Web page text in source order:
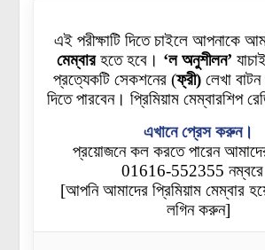
এই পরীক্ষাটি দিতে চাইলে আপনাকে
মেম্বারহতে হবে। ‘ল অনুশীলন’
প্রত্যেকটিসেকশনের (ফ্রী) লেখা
দিতে পারবেন। প্রিমিয়াম মেম্বারশিপ
এখানে প্রেস করুন।
প্রয়োজনে কল করতে পারেন
01616-552355
[আপনি আমাদের প্রিমিয়াম মেম্বার
লগিন করুন]